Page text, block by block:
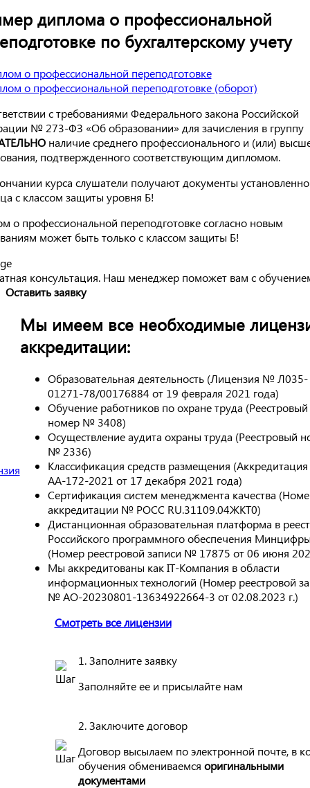
диплома о профессиональной
по бухгалтерскому учету
с требованиями Федерального закона Российской
№ 273-ФЗ «Об образовании» для зачисления в группу
наличие среднего профессионального и (или)
подтвержденного соответствующим дипломом.
курса слушатели получают документы
с классом защиты уровня Б!
о профессиональной переподготовке согласно новым
может быть только с классом защиты Б!
консультация. Наш менеджер поможет вам с
Оставить заявку
Мы имеем все необходимые
аккредитации:
Образовательная деятельность (Лицензия № Л035-
01271-78/00176884 от 19 февраля 2021 года)
Обучение работников по охране труда (Реестровый
номер № 3408)
Осуществление аудита охраны труда (Реестровый
№ 2336)
Классификация средств размещения
АА-172-2021 от 17 декабря 2021 года)
Сертификация систем менеджмента качества
аккредитации № РОСС RU.31109.04ЖКТ0)
Дистанционная образовательная платформа в
Российского программного обеспечения
(Номер реестровой записи № 17875 от 06 июня
Мы аккредитованы как IT-Компания в области
информационных технологий (Номер реестровой
№ АО-20230801-13634922664-3 от 02.08.2023 г.)
Смотреть все лицензии
1. Заполните заявку
Заполняйте ее и присылайте нам
2. Заключите договор
Договор высылаем по электронной почте, в
обучения обмениваемся оригинальными
документами